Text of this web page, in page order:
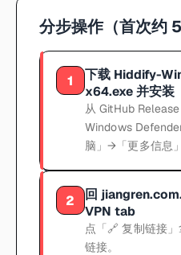
分步操作（首次约 5
1
下载 Hiddify-
x64.exe 并安装
从 GitHub
Windows
脑」→「更多信息
2
回
VPN tab
点「🔗 复制链接
链接。